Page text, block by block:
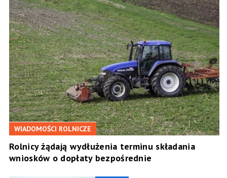
WIADOMOŚCI ROLNICZE
Rolnicy żądają wydłużenia terminu składania
wniosków o dopłaty bezpośrednie